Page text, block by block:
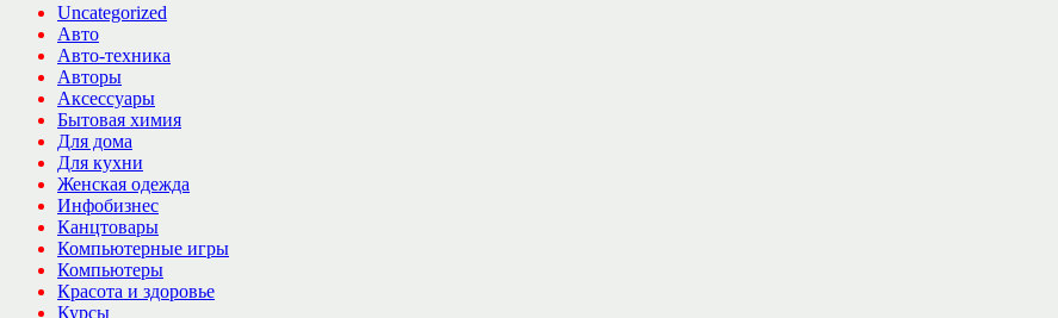
Uncategorized
Авто
Авто-техника
Авторы
Аксессуары
Бытовая химия
Для дома
Для кухни
Женская одежда
Инфобизнес
Канцтовары
Компьютерные игры
Компьютеры
Красота и здоровье
Курсы